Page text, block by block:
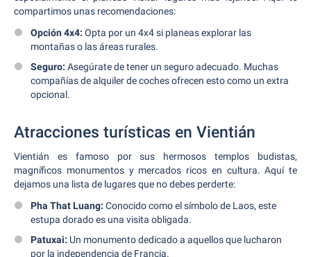
compartimos unas recomendaciones:
Opción 4x4: Opta por un 4x4 si planeas explorar las
montañas o las áreas rurales.
Seguro: Asegúrate de tener un seguro adecuado. Muchas
compañías de alquiler de coches ofrecen esto como un extra
opcional.
Atracciones turísticas en Vientián
Vientián es famoso por sus hermosos templos budistas,
magníficos monumentos y mercados ricos en cultura. Aquí te
dejamos una lista de lugares que no debes perderte:
Pha That Luang: Conocido como el símbolo de Laos, este
estupa dorado es una visita obligada.
Patuxai: Un monumento dedicado a aquellos que lucharon
por la independencia de Francia.